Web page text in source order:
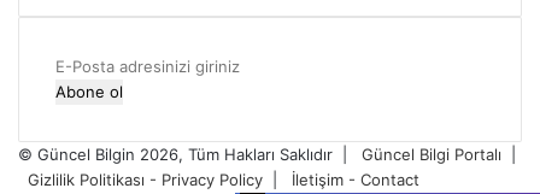
E-
Posta
giriniz
© Güncel Bilgin 2026, Tüm Hakları Saklıdır | Güncel Bilgi Portalı
Gizlilik Politikası - Privacy Policy
İletişim - Contact